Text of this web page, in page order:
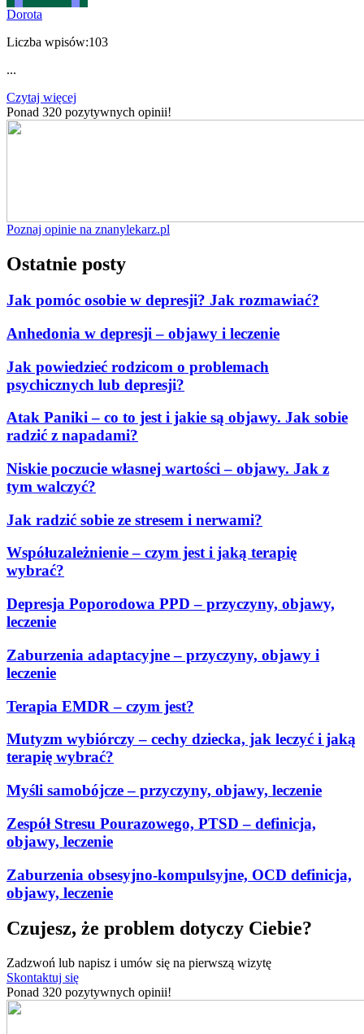
Dorota
Liczba wpisów:103
...
Czytaj więcej
Ponad 320 pozytywnych opinii!
Poznaj opinie na znanylekarz.pl
Ostatnie posty
Jak pomóc osobie w depresji? Jak rozmawiać?
Anhedonia w depresji – objawy i leczenie
Jak powiedzieć rodzicom o problemach
psychicznych lub depresji?
Atak Paniki – co to jest i jakie są objawy. Jak sobie
radzić z napadami?
Niskie poczucie własnej wartości – objawy. Jak z
tym walczyć?
Jak radzić sobie ze stresem i nerwami?
Współuzależnienie – czym jest i jaką terapię
wybrać?
Depresja Poporodowa PPD – przyczyny, objawy,
leczenie
Zaburzenia adaptacyjne – przyczyny, objawy i
leczenie
Terapia EMDR – czym jest?
Mutyzm wybiórczy – cechy dziecka, jak leczyć i jaką
terapię wybrać?
Myśli samobójcze – przyczyny, objawy, leczenie
Zespół Stresu Pourazowego, PTSD – definicja,
objawy, leczenie
Zaburzenia obsesyjno-kompulsyjne, OCD definicja,
objawy, leczenie
Czujesz, że problem dotyczy Ciebie?
Zadzwoń lub napisz i umów się na pierwszą wizytę
Skontaktuj się
Ponad 320 pozytywnych opinii!